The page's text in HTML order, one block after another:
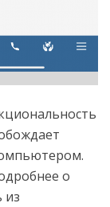
о
из